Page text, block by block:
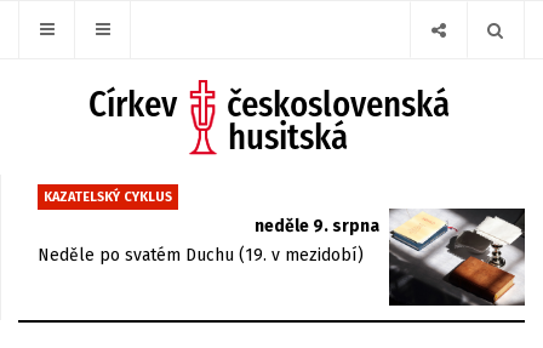
KAZATELSKÝ CYKLUS
neděle 9. srpna
Neděle po svatém Duchu (19. v mezidobí)